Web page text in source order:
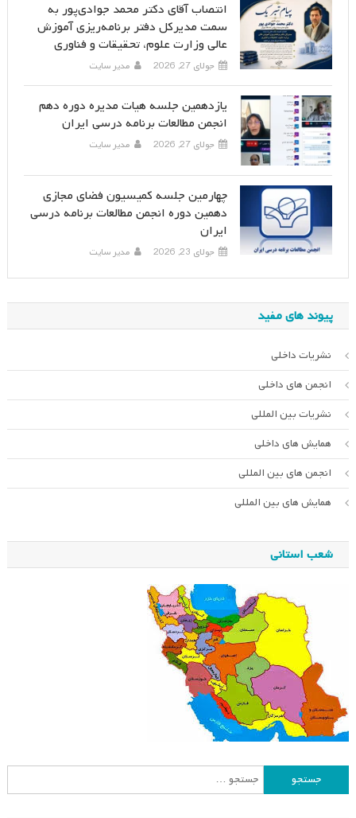
انتصاب آقای دکتر محمد جوادی‌پور به
سمت مدیرکل دفتر برنامه‌ریزی آموزش
عالی وزارت علوم، تحقیقات و فناوری
جولای 27, 2026 مدیر سایت
یازدهمین جلسه هیات مدیره دوره دهم
انجمن مطالعات برنامه درسی ایران
جولای 27, 2026 مدیر سایت
چهارمین جلسه کمیسیون فضای مجازی
دهمین دوره انجمن مطالعات برنامه درسی
ایران
جولای 23, 2026 مدیر سایت
پیوند های مفید
نشریات داخلی
انجمن های داخلی
نشریات بین المللی
همایش های داخلی
انجمن های بین المللی
همایش های بین المللی
شعب استانی
جستجو
برای: